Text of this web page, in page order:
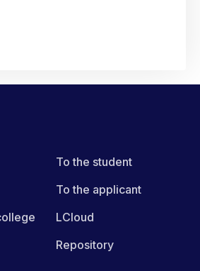
To the student
To the applicant
LCloud
Repository